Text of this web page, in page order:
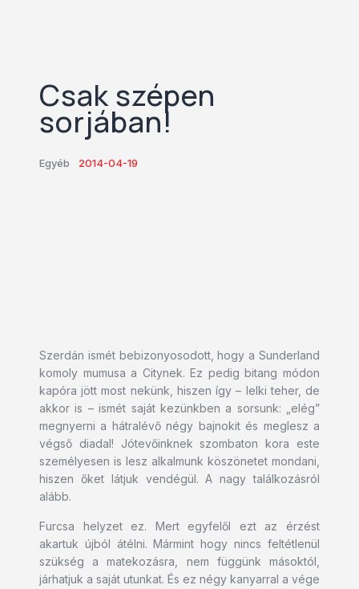
Csak szépen
sorjában!
Egyéb 2014-04-19
Szerdán ismét bebizonyosodott, hogy a Sunderland
komoly mumusa a Citynek. Ez pedig bitang módon
kapóra jött most nekünk, hiszen így – lelki teher, de
akkor is – ismét saját kezünkben a sorsunk: „elég”
megnyerni a hátralévő négy bajnokit és meglesz a
végső diadal! Jótevőinknek szombaton kora este
személyesen is lesz alkalmunk köszönetet mondani,
hiszen őket látjuk vendégül. A nagy találkozásról
alább.
Furcsa helyzet ez. Mert egyfelől ezt az érzést
akartuk újból átélni. Mármint hogy nincs feltétlenül
szükség a matekozásra, nem függünk másoktól,
járhatjuk a saját utunkat. És ez négy kanyarral a vége